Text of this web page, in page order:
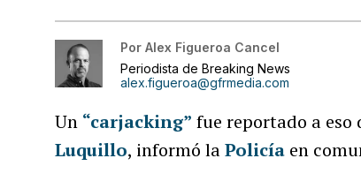
Por Alex Figueroa Cancel
Periodista de Breaking News
alex.figueroa@gfrmedia.com
Un “carjacking” fue reportado a eso
Luquillo, informó laPolicía en